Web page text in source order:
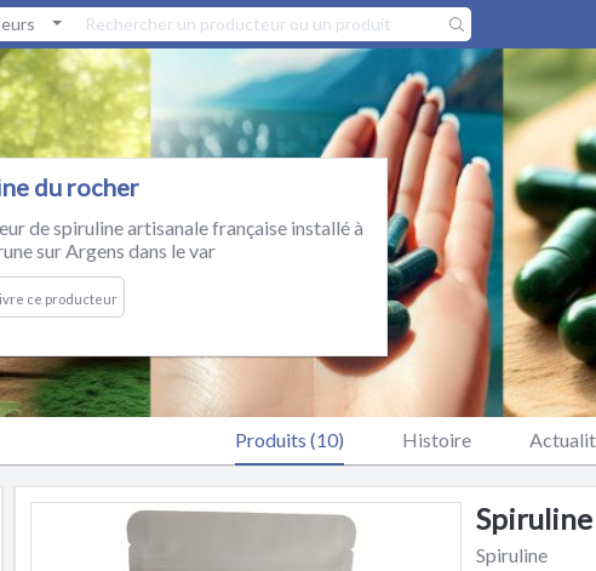
du rocher
de spiruline artisanale française installé à
sur Argens dans le var
ce producteur
Produits (10) Histoire
Spiruline